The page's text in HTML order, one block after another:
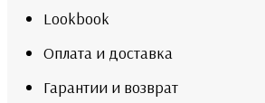
Lookbook
Оплата и доставка
Гарантии и возврат